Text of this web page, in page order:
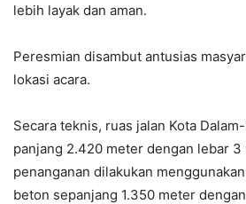
lebih layak dan aman.
Peresmian disambut antusias
lokasi acara.
Secara teknis, ruas jalan Kota
panjang 2.420 meter dengan lebar 3
penanganan dilakukan
beton sepanjang 1.350 meter